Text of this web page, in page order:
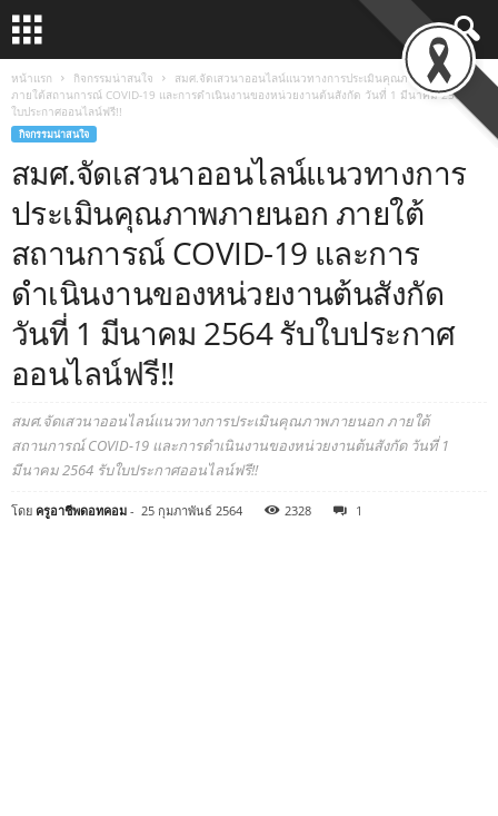
หน้าแรก กิจกรรมน่าสนใจ
สมศ.จัดเสวนาออนไลน์แนวทางการประเมินคุณภาพภายนอก
ภายใต้สถานการณ์ COVID-19 และการดำเนินงานของหน่วยงานต้นสังกัด วันที่ 1 มีนาคม 2564 รับ
ใบประกาศออนไลน์ฟรี!!
กิจกรรมน่าสนใจ
สมศ.จัดเสวนาออนไลน์แนวทางการ
ประเมินคุณภาพภายนอก ภายใต้
สถานการณ์ COVID-19 และการ
ดำเนินงานของหน่วยงานต้นสังกัด
วันที่ 1 มีนาคม 2564 รับใบประกาศ
ออนไลน์ฟรี!!
สมศ.จัดเสวนาออนไลน์แนวทางการประเมินคุณภาพภายนอก ภายใต้
สถานการณ์ COVID-19 และการดำเนินงานของหน่วยงานต้นสังกัด วันที่ 1
มีนาคม 2564 รับใบประกาศออนไลน์ฟรี!!
โดย ครูอาชีพดอทคอม - 25 กุมภาพันธ์ 2564 2328 1